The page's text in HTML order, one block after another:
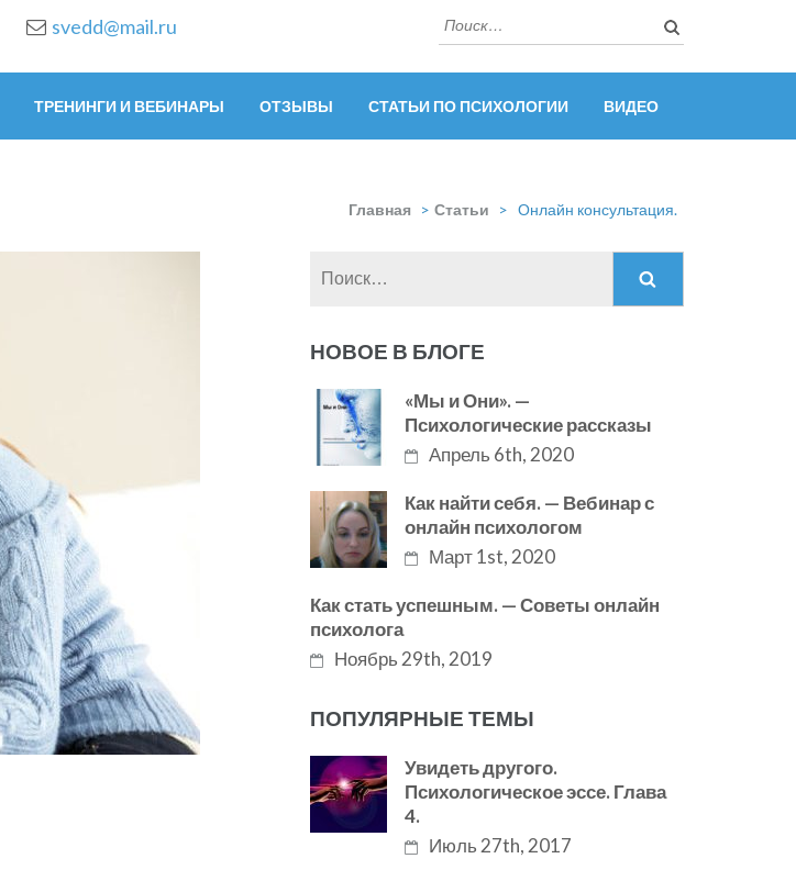
svedd@mail.ru Найти:
ТРЕНИНГИ И ВЕБИНАРЫ ОТЗЫВЫ СТАТЬИ ПО ПСИХОЛОГИИ ВИДЕО
Главная > Статьи > Онлайн консультация.
Найти:
НОВОЕ В БЛОГЕ
«Мы и Они». —
Психологические рассказы
Апрель 6th, 2020
Как найти себя. — Вебинар с
онлайн психологом
Март 1st, 2020
Как стать успешным. — Советы онлайн
психолога
Ноябрь 29th, 2019
ПОПУЛЯРНЫЕ ТЕМЫ
Увидеть другого.
Психологическое эссе. Глава
4.
Июль 27th, 2017